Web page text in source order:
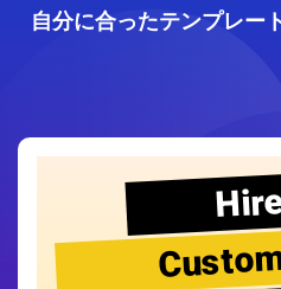
自分に合ったテンプレー